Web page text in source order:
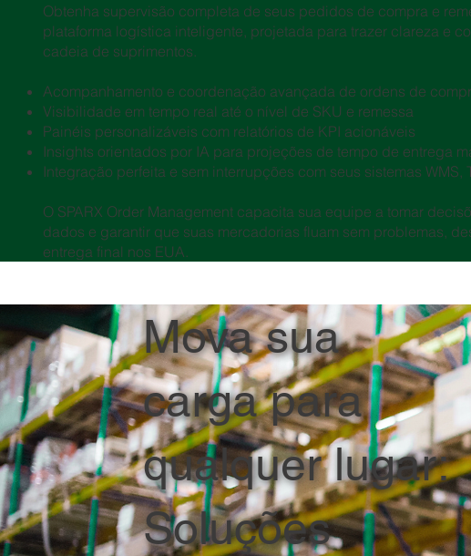
Obtenha supervisão completa de seus pedidos de compra e
plataforma logística inteligente, projetada para trazer clareza e
cadeia de suprimentos.
Acompanhamento e coordenação avançada de ordens de
Visibilidade em tempo real até o nível de SKU e remessa
Painéis personalizáveis com relatórios de KPI acionáveis
Insights orientados por IA para projeções de tempo de entrega
Integração perfeita e sem interrupções com seus sistemas WMS,
O SPARX Order Management capacita sua equipe a tomar
dados e garantir que suas mercadorias fluam sem problemas,
entrega final nos EUA.
Mova sua
carga para
qualquer lugar:
Soluções